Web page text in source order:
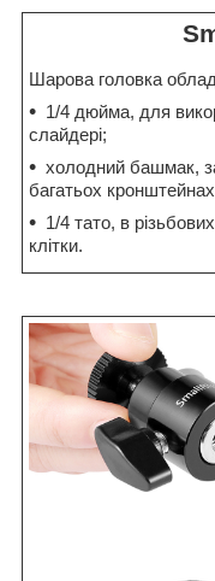
Шарова головка
1/4 дюйма, для
слайдері;
холодний башмак,
багатьох
1/4 тато, в
клітки.